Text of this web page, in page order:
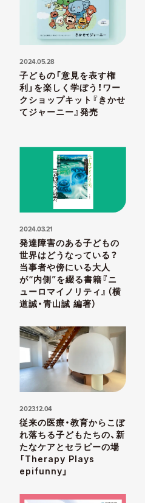
2024.05.28
子どもの「意見を表す権
利」を楽しく学ぼう！ワー
クショップキット『きかせ
てジャーニー』発売
2024.03.21
発達障害のある子どもの
世界はどうなっている？
当事者や傍にいる大人
が“内側”を綴る書籍『ニ
ューロマイノリティ』（横
道誠・青山誠 編著）
2023.12.04
従来の医療・教育からこぼ
れ落ちる子どもたちの、新
たなケアとセラピーの場
「Therapy Plays
epifunny」